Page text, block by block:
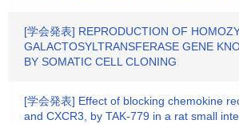
[学会発表] REPRODUCTION OF
GALACTOSYLTRANSFERASE GENE
BY SOMATIC CELL CLONING
[学会発表] Effect of blocking chemokine
and CXCR3, by TAK-779 in a rat small